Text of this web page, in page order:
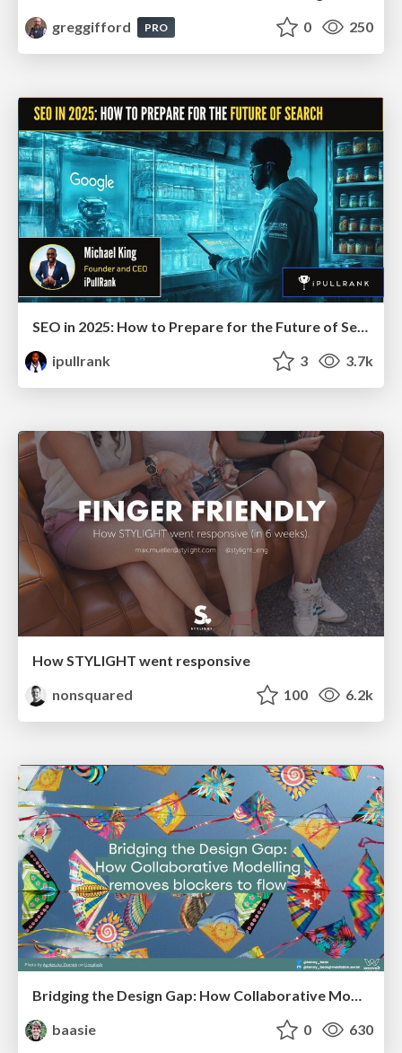
greggifford
PRO 0 250
SEO in 2025: How to Prepare for the Future of Search
ipullrank
3 3.7k
How STYLIGHT went responsive
nonsquared
100 6.2k
baasie
0 630